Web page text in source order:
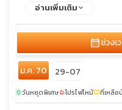
BENLUX DUTY FREE แ
อ่านเพิ่มเติม
calendar_monthช่วงเ
ม.ค. 70 29-07
sunnyวันหยุดพิเศษlocal_fire_departmentโปรไฟไหม้confirmation_numberที่เหลือ